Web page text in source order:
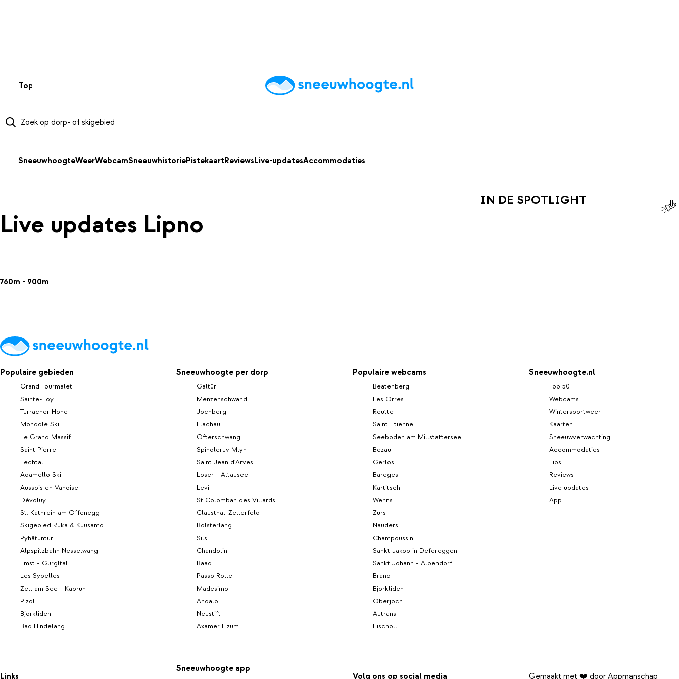
Top 50 AccommodatiesTipsReviewsLive updatesApp
SneeuwhoogteWeerWebcamSneeuwhistoriePistekaartReviewsLive-updatesAccommodaties
Live updates Lipno
760m - 900m
IN DE SPOTLIGHT
Populaire gebieden
Grand Tourmalet
Sainte-Foy
Turracher Höhe
Mondolè Ski
Le Grand Massif
Saint Pierre
Lechtal
Adamello Ski
Aussois en Vanoise
Dévoluy
St. Kathrein am Offenegg
Skigebied Ruka & Kuusamo
Pyhätunturi
Alpspitzbahn Nesselwang
Imst - Gurgltal
Les Sybelles
Zell am See - Kaprun
Pizol
Björkliden
Bad Hindelang
Sneeuwhoogte per dorp
Galtür
Menzenschwand
Jochberg
Flachau
Ofterschwang
Spindleruv Mlyn
Saint Jean d'Arves
Loser - Altausee
Levi
St Colomban des Villards
Clausthal-Zellerfeld
Bolsterlang
Sils
Chandolin
Baad
Passo Rolle
Madesimo
Andalo
Neustift
Axamer Lizum
Populaire webcams
Beatenberg
Les Orres
Reutte
Saint Etienne
Seeboden am Millstättersee
Bezau
Gerlos
Bareges
Kartitsch
Wenns
Zürs
Nauders
Champoussin
Sankt Jakob in Defereggen
Sankt Johann - Alpendorf
Brand
Björkliden
Oberjoch
Autrans
Eischoll
Sneeuwhoogte.nl
Top 50
Webcams
Wintersportweer
Kaarten
Sneeuwverwachting
Accommodaties
Tips
Reviews
Live updates
App
Links
Sneeuwhoogte app
Volg ons op social media Gemaakt met ❤️ door Appmanschap